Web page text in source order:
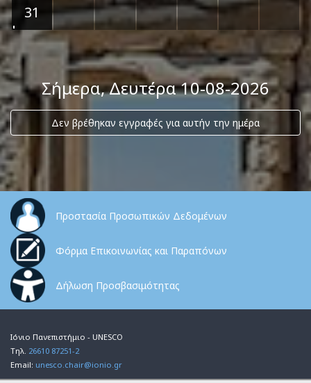
31
Σήμερα, Δευτέρα 10-08-2026
Δεν βρέθηκαν εγγραφές για αυτήν την ημέρα
Προστασία Προσωπικών Δεδομένων
Φόρμα Επικοινωνίας και Παραπόνων
Δήλωση Προσβασιμότητας
Ιόνιο Πανεπιστήμιο - UNESCO
Τηλ. 26610 87251-2
Email: unesco.chair@ionio.gr